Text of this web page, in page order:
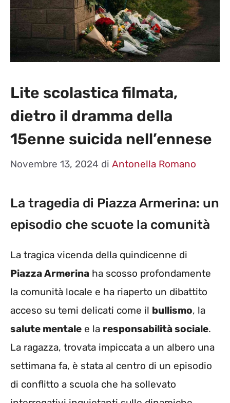
Lite scolastica filmata,
dietro il dramma della
15enne suicida nell’ennese
Novembre 13, 2024 di Antonella Romano
La tragedia di Piazza Armerina: un
episodio che scuote la comunità
La tragica vicenda della quindicenne di
Piazza Armerina ha scosso profondamente
la comunità locale e ha riaperto un dibattito
acceso su temi delicati come il bullismo, la
salute mentale e la responsabilità sociale.
La ragazza, trovata impiccata a un albero una
settimana fa, è stata al centro di un episodio
di conflitto a scuola che ha sollevato